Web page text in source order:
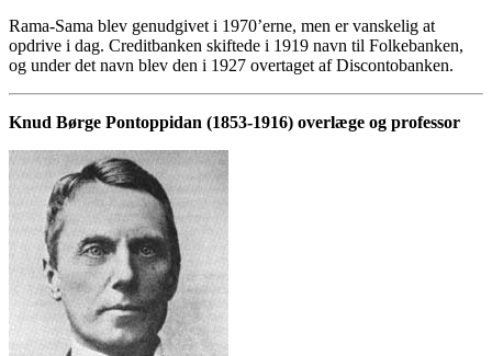
Rama-Sama blev genudgivet i 1970’erne, men er vanskelig at
opdrive i dag. Creditbanken skiftede i 1919 navn til Folkebanken,
og under det navn blev den i 1927 overtaget af Discontobanken.
Knud Børge Pontoppidan (1853-1916) overlæge og professor